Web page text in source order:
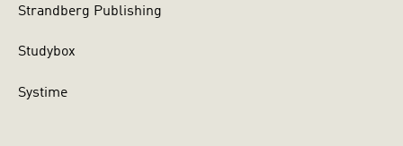
Strandberg Publishing
Studybox
Systime